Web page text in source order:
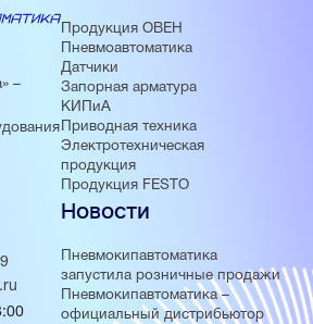
–
Продукция ОВЕН
Пневмоавтоматика
Датчики
Запорная арматура
КИПиА
Приводная техника
Электротехническая
продукция
Продукция FESTO
Новости
Пневмокипавтоматика
запустила розничные продажи
Пневмокипавтоматика –
официальный дистрибьютор